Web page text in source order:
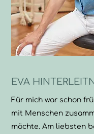
EVA
Für mich war schon
mit Menschen
möchte. Am liebsten